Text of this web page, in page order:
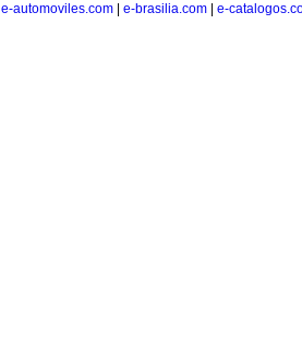
e-automoviles.com
e-brasilia.com e-